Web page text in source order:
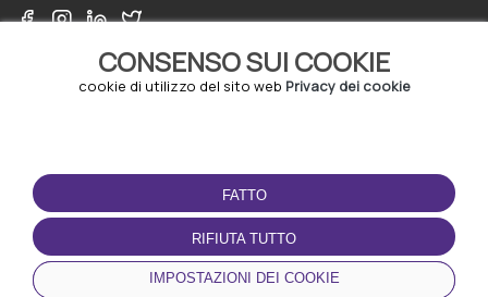
CONSENSO SUI COOKIE
cookie di utilizzo del sito web Privacy dei cookie
FATTO
RIFIUTA TUTTO
IMPOSTAZIONI DEI COOKIE
CONDIZIONI D'USO
Termini e Condizioni
Politica sulla riservatezza
Gestione dei Cookie
SCARICA L'APP